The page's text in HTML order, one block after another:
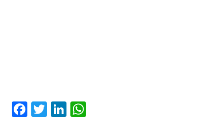
Facebook
TwitterLinkedIn